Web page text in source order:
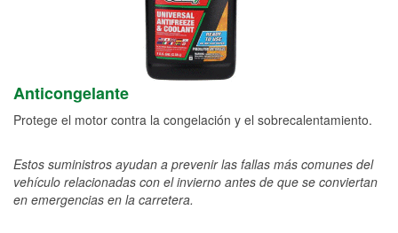
Anticongelante
Protege el motor contra la congelación y el sobrecalentamiento.
Estos suministros ayudan a prevenir las fallas más comunes del
vehículo relacionadas con el invierno antes de que se conviertan
en emergencias en la carretera.